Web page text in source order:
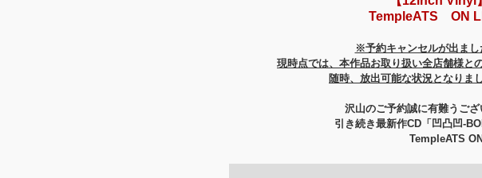
TempleATS ON
※予約キャンセルが出まし
現時点では、本作品お取り扱い全店舗様と
随時、放出可能な状況となりま
沢山のご予約誠に有難うご
引き続き最新作CD「 凹凸凹-
TempleATS